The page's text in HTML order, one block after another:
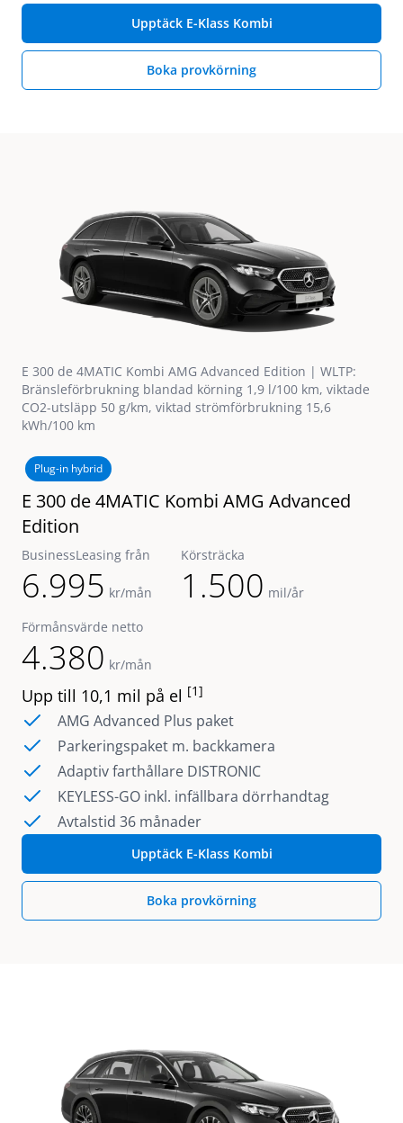
Upptäck E-Klass Kombi
Boka provkörning
E 300 de 4MATIC Kombi AMG Advanced Edition | WLTP:
Bränsleförbrukning blandad körning 1,9 l/100 km, viktade
CO2-utsläpp 50 g/km, viktad strömförbrukning 15,6
kWh/100 km
Plug-in hybrid
E 300 de 4MATIC Kombi AMG Advanced
Edition
BusinessLeasing från
6.995 kr/mån
Körsträcka
1.500 mil/år
Förmånsvärde netto
4.380 kr/mån
Upp till 10,1 mil på el [1]
AMG Advanced Plus paket
Parkeringspaket m. backkamera
Adaptiv farthållare DISTRONIC
KEYLESS-GO inkl. infällbara dörrhandtag
Avtalstid 36 månader
Upptäck E-Klass Kombi
Boka provkörning